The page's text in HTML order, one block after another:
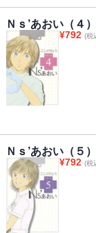
Ｎｓ’あおい（４）
¥792 (税
Ｎｓ’あおい（５）
¥792 (税